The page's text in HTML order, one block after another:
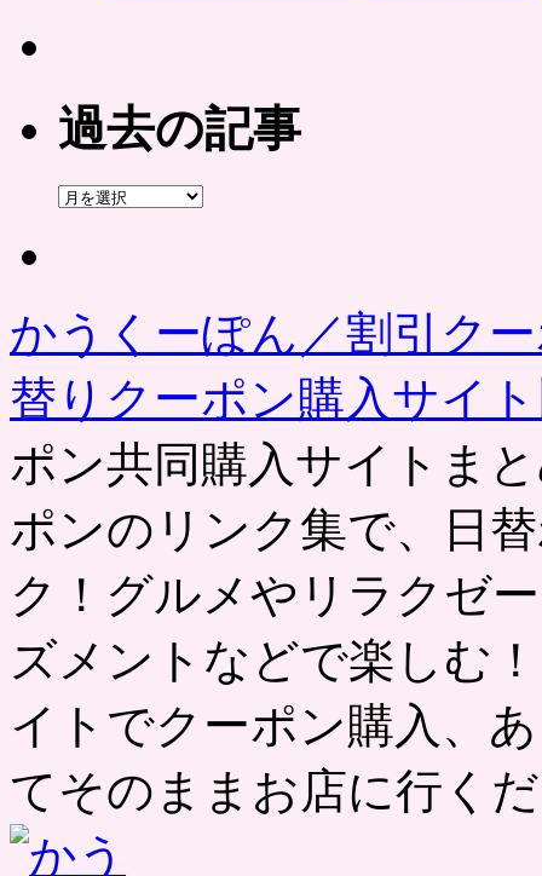
過去の記事
過
かうくーぽん／割引ク
替りクーポン購入サイ
ポン共同購入サイトま
ポンのリンク集で、日
ク！グルメやリラクゼ
ズメントなどで楽しむ
イトでクーポン購入、
てそのままお店に行く